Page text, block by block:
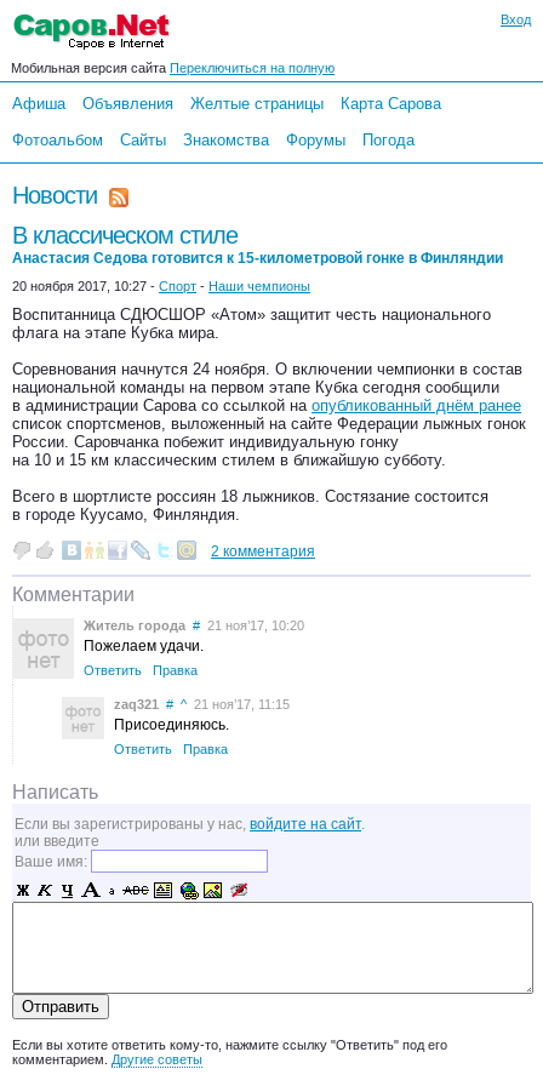
Вход
Мобильная версия сайта Переключиться на полную
Афиша Объявления Желтые страницы
Карта Сарова
Фотоальбом
Сайты Знакомства Форумы Погода
Новости
В классическом стиле
Анастасия Седова готовится к 15-километровой гонке в Финляндии
20 ноября 2017, 10:27 - Спорт - Наши чемпионы
Воспитанница СДЮСШОР «Атом» защитит честь национального
флага на этапе Кубка мира.
Соревнования начнутся 24 ноября. О включении чемпионки в состав
национальной команды на первом этапе Кубка сегодня сообщили
в администрации Сарова со ссылкой на опубликованный днём ранее
список спортсменов, выложенный на сайте Федерации лыжных гонок
России. Саровчанка побежит индивидуальную гонку
на 10 и 15 км классическим стилем в ближайшую субботу.
Всего в шортлисте россиян 18 лыжников. Состязание состоится
в городе Куусамо, Финляндия.
2 комментария
Комментарии
Житель города # 21 ноя’17, 10:20
Пожелаем удачи.
Ответить Правка
zaq321 # ^ 21 ноя’17, 11:15
Присоединяюсь.
Ответить Правка
Написать
Если вы зарегистрированы у нас, войдите на сайт.
или введите
Ваше имя:
Если вы хотите ответить кому-то, нажмите ссылку "Ответить" под его
комментарием. Другие советы